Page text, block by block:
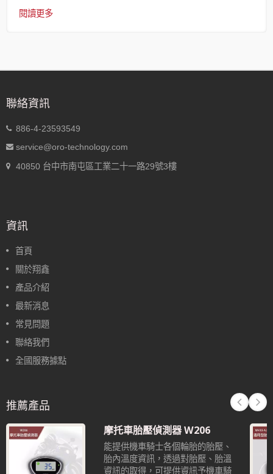
閱讀更多
聯絡資訊
886-4-23593549
service@oro-technology.com
40850 台中市南屯區工業二十一路29號3樓
資訊
首頁
關於翔鑫
產品介紹
最新消息
常見問題
聯絡我們
全國服務據點
推薦產品
摩托車胎壓偵測器 W206
能提供機車騎士各個輪胎的胎壓、
胎內溫度資訊，透過對胎壓、胎溫
資訊的取得，可提供資訊予機車騎